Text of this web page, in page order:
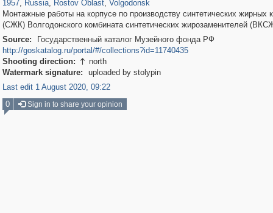
1957, Russia, Rostov Oblast, Volgodonsk
Монтажные работы на корпусе по производству синтетических жирных
(СЖК) Волгодонского комбината синтетических жирозаменителей
Source:
Государственный каталог Музейного фонда РФ
http://goskatalog.ru/portal/#/collections?id=11740435
Shooting direction:  north
Watermark signature:
uploaded by stolypin
Last edit 1 August 2020, 09:22
0
Sign in to share your opinion